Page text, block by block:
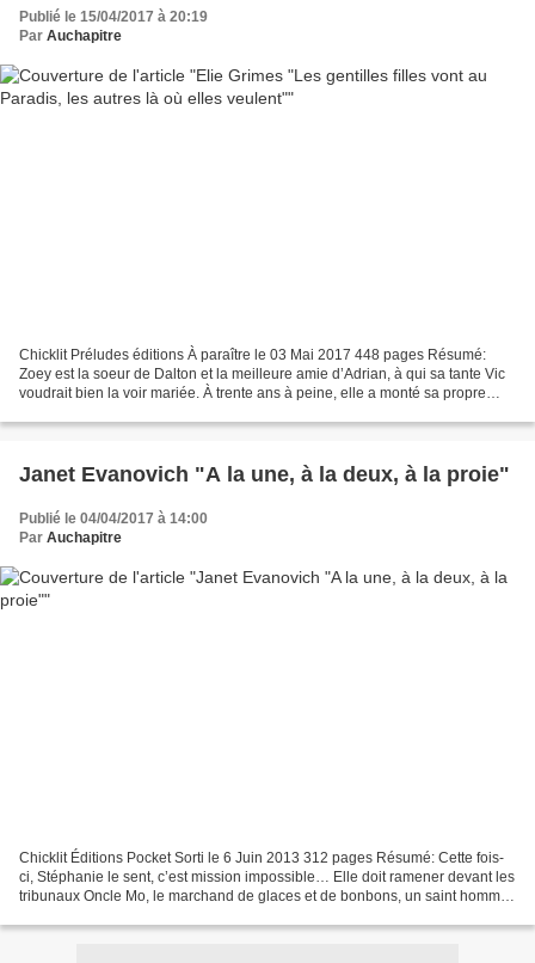
Publié le 15/04/2017 à 20:19
Par Auchapitre
Chicklit Préludes éditions À paraître le 03 Mai 2017 448 pages Résumé:
Zoey est la soeur de Dalton et la meilleure amie d’Adrian, à qui sa tante Vic
voudrait bien la voir mariée. À trente ans à peine, elle a monté sa propre
Janet Evanovich "A la une, à la deux, à la proie"
Publié le 04/04/2017 à 14:00
Par Auchapitre
Chicklit Éditions Pocket Sorti le 6 Juin 2013 312 pages Résumé: Cette fois-
ci, Stéphanie le sent, c’est mission impossible… Elle doit ramener devant les
tribunaux Oncle Mo, le marchand de glaces et de bonbons, un saint homme